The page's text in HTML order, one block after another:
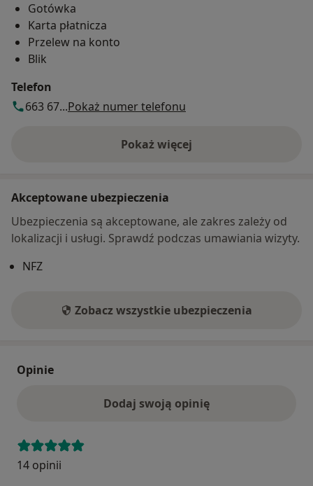
Gotówka
Karta płatnicza
Przelew na konto
Blik
Telefon
663 67...Pokaż numer telefonu
Pokaż więcej
o adresie
Akceptowane ubezpieczenia
Ubezpieczenia są akceptowane, ale zakres zależy od
lokalizacji i usługi. Sprawdź podczas umawiania wizyty.
NFZ
Zobacz wszystkie ubezpieczenia
Opinie
Dodaj swoją opinię
14 opinii